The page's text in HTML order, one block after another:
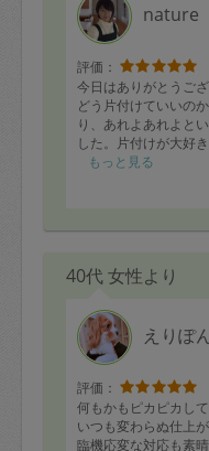
nature
評価：
今日はありがとうござ
どう片付けていいの
り、あれよあれよと
した。片付けが大好
ます。
次に会うのが今から
もっと見る
40代 女性より
えりぽ
評価：
何もかもピカピカし
いつも変わらぬ仕上
臨機応変な対応も素